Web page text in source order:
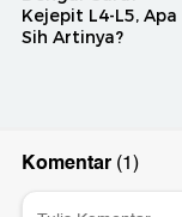
Kejepit L4-L5, Apa
Sih Artinya?